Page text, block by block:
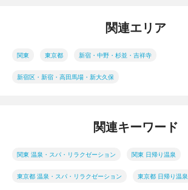
関連エリア
関東 東京都 新宿・中野・杉並・吉祥寺
新宿区・新宿・高田馬場・新大久保
関連キーワード
関東 温泉・スパ・リラクゼーション 関東 日帰り温泉
東京都 温泉・スパ・リラクゼーション 東京都 日帰り温泉